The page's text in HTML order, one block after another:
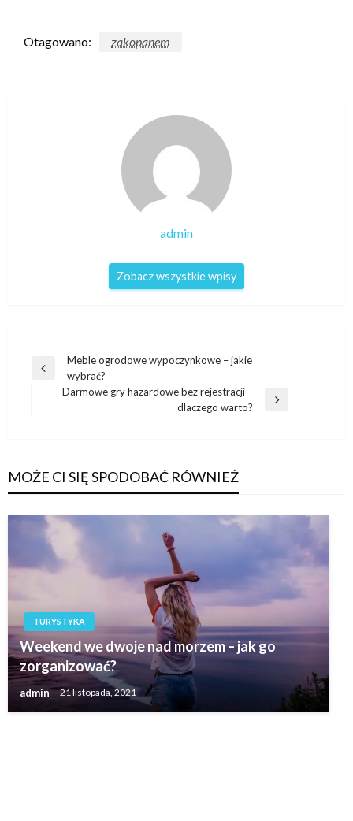
Otagowano: zakopanem
admin
Zobacz wszystkie wpisy
Nawigacja
wpisu
Poprzedni
Meble ogrodowe wypoczynkowe – jakie
wybrać?
Darmowe gry hazardowe bez rejestracji –
dlaczego warto?
MOŻE CI SIĘ SPODOBAĆ RÓWNIEŻ
TURYSTYKA
Weekend we dwoje nad morzem – jak go
zorganizować?
admin 21 listopada, 2021